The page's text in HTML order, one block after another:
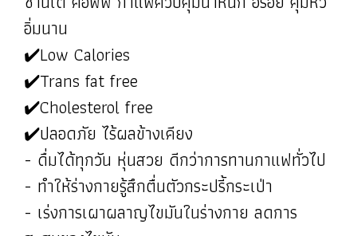
อิ่มนาน
✔️Low Calories
✔️Trans fat free
✔️Cholesterol free
✔️ปลอดภัย ไร้ผลข้างเคียง
- ดื่มได้ทุกวัน หุ่นสวย ดีกว่าการทานกาแฟทั่วไป
- ทำให้ร่างกายรู้สึกตื่นตัวกระปรี้กระเป่า
- เร่งการเผาผลาญไขมันในร่างกาย ลดการ